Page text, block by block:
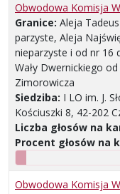
Obwodowa Komisja
Granice: Aleja
parzyste, Aleja
nieparzyste i od nr 16
Wały Dwernickiego
Zimorowicza
Siedziba: I LO im. J.
Kościuszki 8, 42-202
Liczba głosów na
Procent głosów na
Obwodowa Komisja